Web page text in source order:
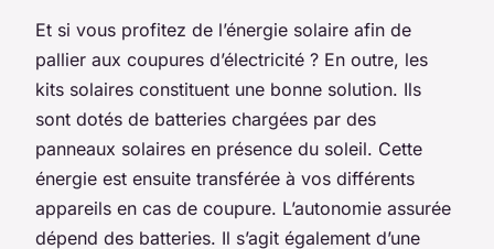
Et si vous profitez de l’énergie solaire afin de
pallier aux coupures d’électricité ? En outre, les
kits solaires constituent une bonne solution. Ils
sont dotés de batteries chargées par des
panneaux solaires en présence du soleil. Cette
énergie est ensuite transférée à vos différents
appareils en cas de coupure. L’autonomie assurée
dépend des batteries. Il s’agit également d’une